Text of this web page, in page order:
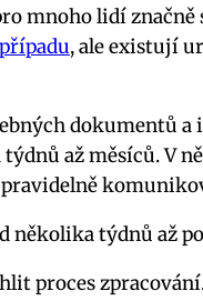
mnoho lidí
, ale existují
dokumentů
až měsíců. V
několika týdnů až
proces